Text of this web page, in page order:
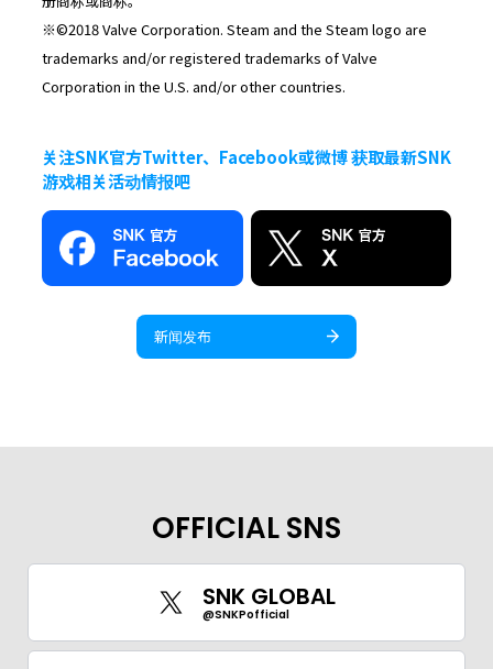
※©2018 Valve Corporation. Steam and the Steam logo are
trademarks and/or registered trademarks of Valve
Corporation in the U.S. and/or other countries.
关注SNK官方Twitter、Facebook或微博 获取最新SNK
游戏相关活动情报吧
新闻发布
OFFICIAL SNS
SNK GLOBAL
@SNKPofficial